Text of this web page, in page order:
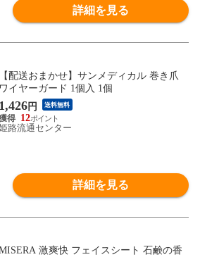
詳細を見る
【配送おまかせ】サンメディカル 巻き爪
ワイヤーガード 1個入 1個
1,426円 送料無料
12
路流通センター
詳細を見る
激爽快 フェイスシート 石鹸の香